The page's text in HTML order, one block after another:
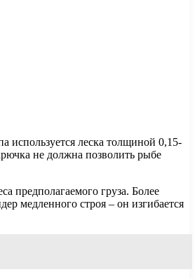
используется леска толщиной 0,15-
не должна позволить рыбе
предполагаемого груза. Более
медленного строя – он изгибается